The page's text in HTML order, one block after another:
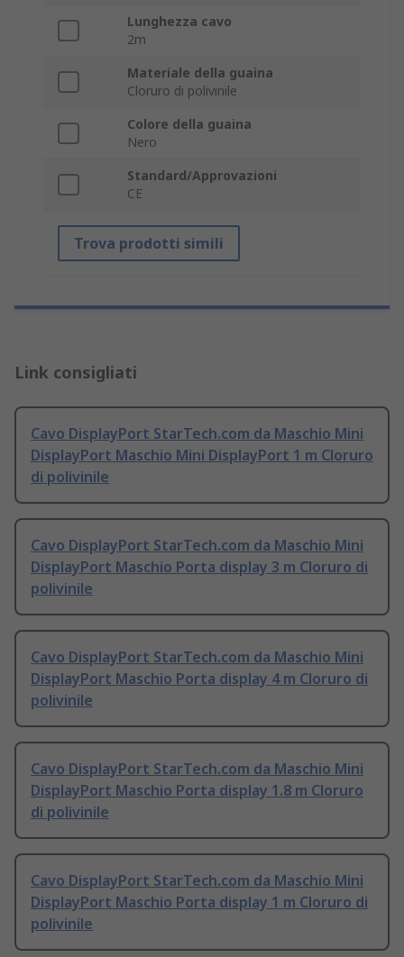
Lunghezza cavo
2m
Materiale della guaina
Cloruro di polivinile
Colore della guaina
Nero
Standard/Approvazioni
CE
Trova prodotti simili
Link consigliati
Cavo DisplayPort StarTech.com da Maschio Mini
DisplayPort Maschio Mini DisplayPort 1 m Cloruro
di polivinile
Cavo DisplayPort StarTech.com da Maschio Mini
DisplayPort Maschio Porta display 3 m Cloruro di
polivinile
Cavo DisplayPort StarTech.com da Maschio Mini
DisplayPort Maschio Porta display 4 m Cloruro di
polivinile
Cavo DisplayPort StarTech.com da Maschio Mini
DisplayPort Maschio Porta display 1.8 m Cloruro
di polivinile
Cavo DisplayPort StarTech.com da Maschio Mini
DisplayPort Maschio Porta display 1 m Cloruro di
polivinile